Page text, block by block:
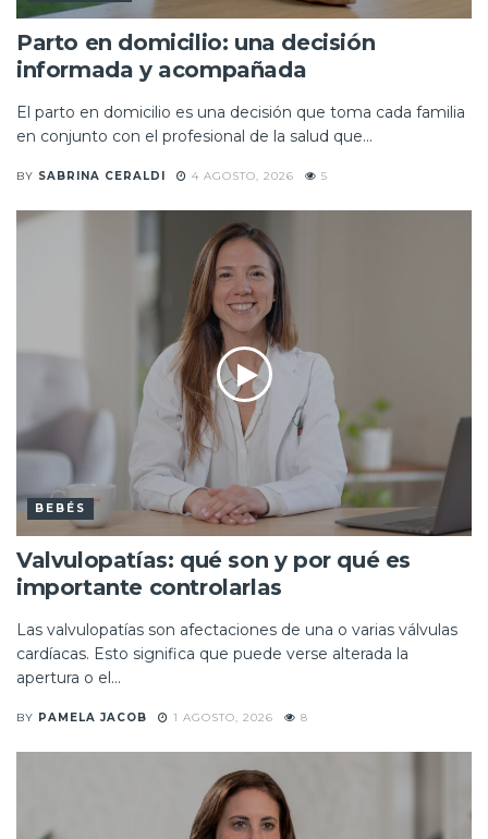
Parto en domicilio: una decisión
informada y acompañada
El parto en domicilio es una decisión que toma cada familia
en conjunto con el profesional de la salud que...
BY SABRINA CERALDI 4 AGOSTO, 2026 5
BEBÉS
Valvulopatías: qué son y por qué es
importante controlarlas
Las valvulopatías son afectaciones de una o varias válvulas
cardíacas. Esto significa que puede verse alterada la
apertura o el...
BY PAMELA JACOB 1 AGOSTO, 2026 8